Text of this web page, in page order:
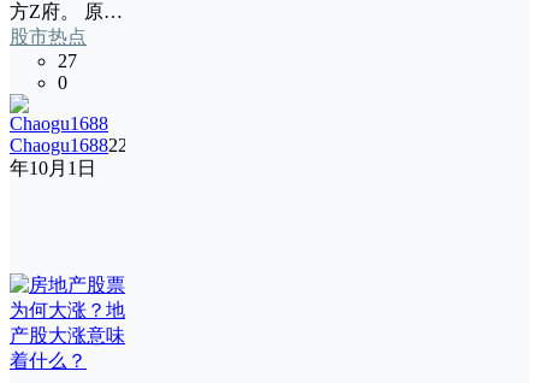
方Z府。 原…
股市热点
27
0
Chaogu168822
年10月1日